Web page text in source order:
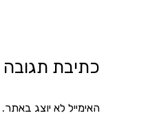
כתיבת תגובה
האימייל לא יוצג באתר.